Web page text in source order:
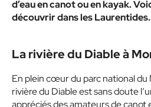
d’eau en canot ou en kayak.
découvrir dans les Laurentides.
La rivière du Diable à
En plein cœur du parc national
rivière du Diable est sans doute
appréciés des amateurs de canot